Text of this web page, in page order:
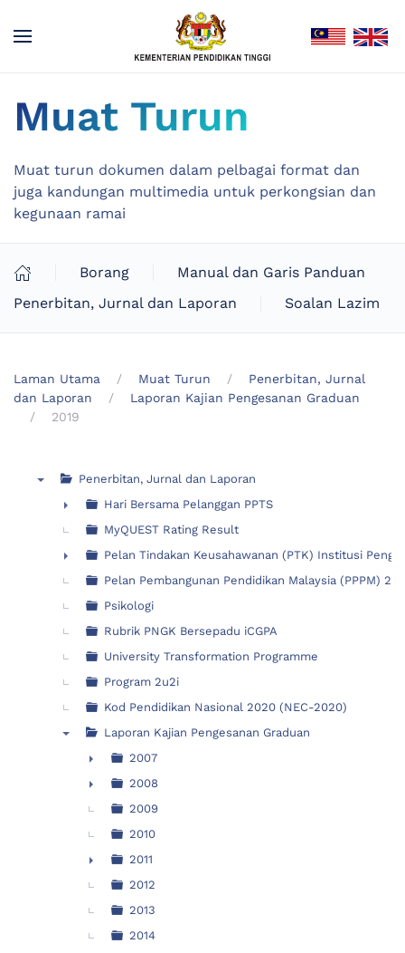
Muat Turun
Muat turun dokumen dalam pelbagai format dan
juga kandungan multimedia untuk perkongsian dan
kegunaan ramai
Borang
Manual dan Garis Panduan
Penerbitan, Jurnal dan Laporan
Soalan Lazim
Laman Utama Muat Turun
Penerbitan, Jurnal
dan Laporan
Laporan Kajian Pengesanan Graduan
2019
Penerbitan, Jurnal dan Laporan
►
Hari Bersama Pelanggan PPTS
MyQUEST Rating Result
►
Pelan Tindakan Keusahawanan (PTK) Institusi
Pelan Pembangunan Pendidikan Malaysia (PPPM)
Psikologi
Rubrik PNGK Bersepadu iCGPA
University Transformation Programme
Program 2u2i
Kod Pendidikan Nasional 2020 (NEC-2020)
Laporan Kajian Pengesanan Graduan
►
2007
►
2008
2009
2010
►
2011
2012
2013
2014